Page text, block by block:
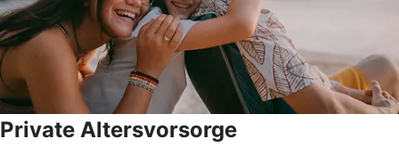
Private Altersvorsorge